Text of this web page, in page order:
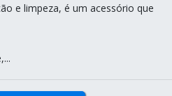
e limpeza, é um acessório que